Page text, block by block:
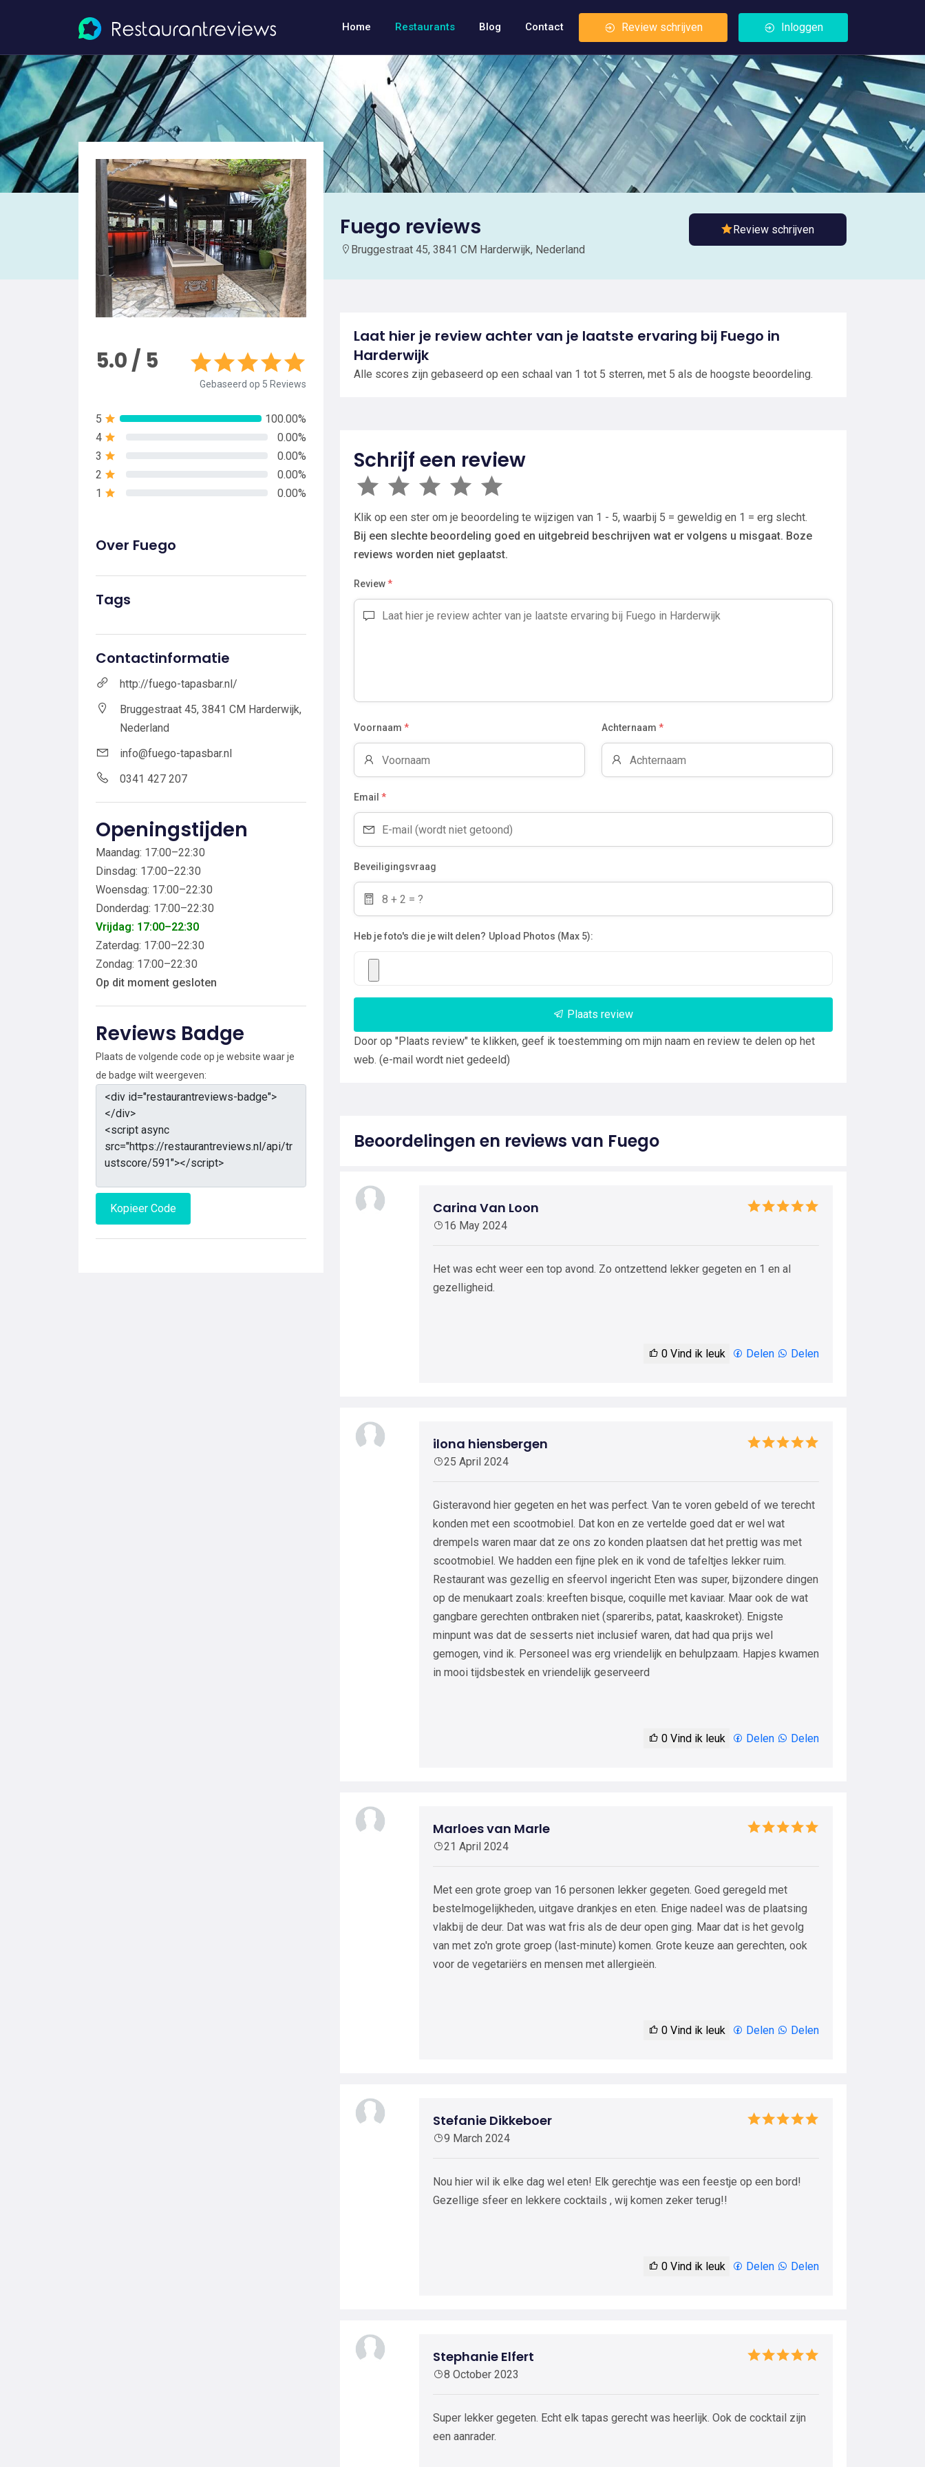
Home Restaurants Blog Contact Review schrijven Inloggen
Fuego reviews
Bruggestraat 45, 3841 CM Harderwijk, Nederland
Review schrijven
5.0 / 5
Gebaseerd op 5 Reviews
5
100.00%
4
0.00%
3
0.00%
2
0.00%
1
0.00%
Over Fuego
Tags
Contactinformatie
http://fuego-tapasbar.nl/
Bruggestraat 45, 3841 CM Harderwijk,
Nederland
info@fuego-tapasbar.nl
0341 427 207
Openingstijden
Maandag: 17:00–22:30
Dinsdag: 17:00–22:30
Woensdag: 17:00–22:30
Donderdag: 17:00–22:30
Vrijdag: 17:00–22:30
Zaterdag: 17:00–22:30
Zondag: 17:00–22:30
Op dit moment gesloten
Reviews Badge
Plaats de volgende code op je website waar je
de badge wilt weergeven:
Kopieer Code
Laat hier je review achter van je laatste ervaring bij Fuego in
Harderwijk
Alle scores zijn gebaseerd op een schaal van 1 tot 5 sterren, met 5 als de hoogste beoordeling.
Schrijf een review
Klik op een ster om je beoordeling te wijzigen van 1 - 5, waarbij 5 = geweldig en 1 = erg slecht.
Bij een slechte beoordeling goed en uitgebreid beschrijven wat er volgens u misgaat. Boze
reviews worden niet geplaatst.
Review*
Voornaam * Achternaam *
Email *
Beveiligingsvraag
Heb je foto's die je wilt delen? Upload Photos (Max 5):
Plaats review
Door op "Plaats review" te klikken, geef ik toestemming om mijn naam en review te delen op het
web. (e-mail wordt niet gedeeld)
Beoordelingen en reviews van Fuego
Carina Van Loon
16 May 2024
Het was echt weer een top avond. Zo ontzettend lekker gegeten en 1 en al
gezelligheid.
0 Vind ik leuk Delen Delen
ilona hiensbergen
25 April 2024
Gisteravond hier gegeten en het was perfect. Van te voren gebeld of we terecht
konden met een scootmobiel. Dat kon en ze vertelde goed dat er wel wat
drempels waren maar dat ze ons zo konden plaatsen dat het prettig was met
scootmobiel. We hadden een fijne plek en ik vond de tafeltjes lekker ruim.
Restaurant was gezellig en sfeervol ingericht Eten was super, bijzondere dingen
op de menukaart zoals: kreeften bisque, coquille met kaviaar. Maar ook de wat
gangbare gerechten ontbraken niet (spareribs, patat, kaaskroket). Enigste
minpunt was dat de sesserts niet inclusief waren, dat had qua prijs wel
gemogen, vind ik. Personeel was erg vriendelijk en behulpzaam. Hapjes kwamen
in mooi tijdsbestek en vriendelijk geserveerd
0 Vind ik leuk Delen Delen
Marloes van Marle
21 April 2024
Met een grote groep van 16 personen lekker gegeten. Goed geregeld met
bestelmogelijkheden, uitgave drankjes en eten. Enige nadeel was de plaatsing
vlakbij de deur. Dat was wat fris als de deur open ging. Maar dat is het gevolg
van met zo'n grote groep (last-minute) komen. Grote keuze aan gerechten, ook
voor de vegetariërs en mensen met allergieën.
0 Vind ik leuk Delen Delen
Stefanie Dikkeboer
9 March 2024
Nou hier wil ik elke dag wel eten! Elk gerechtje was een feestje op een bord!
Gezellige sfeer en lekkere cocktails , wij komen zeker terug!!
0 Vind ik leuk Delen Delen
Stephanie Elfert
8 October 2023
Super lekker gegeten. Echt elk tapas gerecht was heerlijk. Ook de cocktail zijn
een aanrader.